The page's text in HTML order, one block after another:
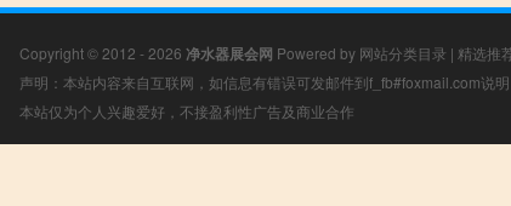
Copyright © 2012 - 2026 净水器展会网 Powered by 网站分类目录 | 精选推
声明：本站内容来自互联网，如信息有错误可发邮件到f_fb#foxmail.com说
本站仅为个人兴趣爱好，不接盈利性广告及商业合作